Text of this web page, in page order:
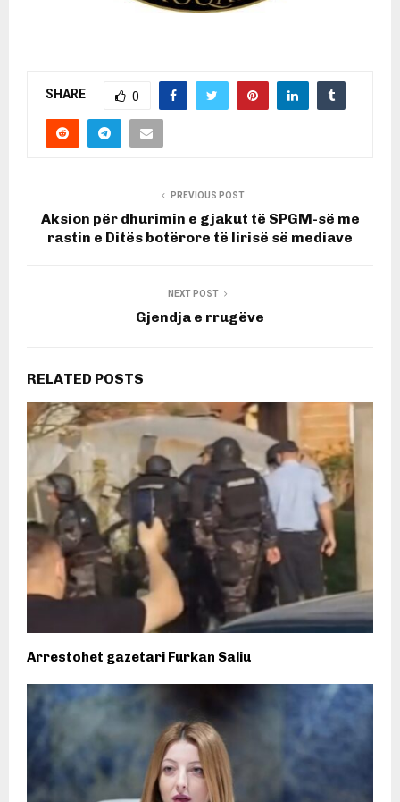
SHARE 0
PREVIOUS POST
Aksion për dhurimin e gjakut të SPGM-së me
rastin e Ditës botërore të lirisë së mediave
NEXT POST
Gjendja e rrugëve
RELATED POSTS
Arrestohet gazetari Furkan Saliu